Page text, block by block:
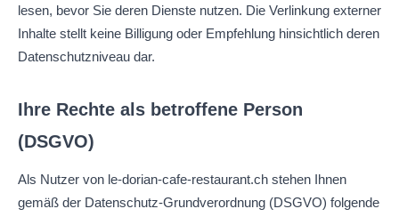
lesen, bevor Sie deren Dienste nutzen. Die Verlinkung externer
Inhalte stellt keine Billigung oder Empfehlung hinsichtlich deren
Datenschutzniveau dar.
Ihre Rechte als betroffene Person
(DSGVO)
Als Nutzer von le-dorian-cafe-restaurant.ch stehen Ihnen
gemäß der Datenschutz-Grundverordnung (DSGVO) folgende